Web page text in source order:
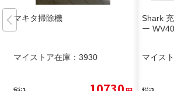
マキタ掃除機
マイストア在庫： 3930
Shark
ー
マイス